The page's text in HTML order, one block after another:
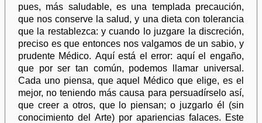
pues, más saludable, es una templada precaución,
que nos conserve la salud, y una dieta con tolerancia
que la restablezca: y cuando lo juzgare la discreción,
preciso es que entonces nos valgamos de un sabio, y
prudente Médico. Aquí está el error: aquí el engaño,
que por ser tan común, podemos llamar universal.
Cada uno piensa, que aquel Médico que elige, es el
mejor, no teniendo más causa para persuadírselo así,
que creer a otros, que lo piensan; o juzgarlo él (sin
conocimiento del Arte) por apariencias falaces. Este